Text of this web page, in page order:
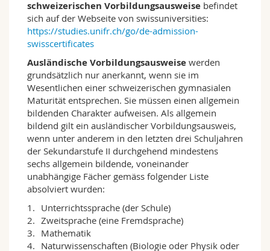
Zusammenarbeit mit den Kolleginnen und
Kollegen aus anderen Departementen oder mit
dem Institut für Allgemeine und Vergleichende
Literaturwissenschaft, dem Mediävistischen
Institut oder dem Freiburger Institut für die
Erforschung der Renaissance und der Frühen
Neuzeit sehr vielfältig und wertvoll.
Was lernen Sie bei uns?
Unsere Studierenden stammen aus der Schweiz
und aus dem Ausland. In den Gängen und
Unterrichtsräumen wird ausschliesslich
Englisch gesprochen. Bei uns können Sie sich
mit der Rolle der Frau im Mittelalter befassen,
in Theaterstücken spielen, linguistische
Feldarbeit in Pragmatik absolvieren, englische
Literatur und ihre Beziehungen zu sonstigen
Medien und/oder Technologie studieren, die
reichhaltige intellektuelle Welt der englischen
und der europäischen Renaissance entdecken,
schweizerischen Vorbildungsausweise befindet
sich auf der Webseite von swissuniversities:
https://studies.unifr.ch/go/de-admission-
swisscertificates
Ausländische Vorbildungsausweise werden
grundsätzlich nur anerkannt, wenn sie im
Wesentlichen einer schweizerischen gymnasialen
Maturität entsprechen. Sie müssen einen allgemein
bildenden Charakter aufweisen. Als allgemein
bildend gilt ein ausländischer Vorbildungsausweis,
wenn unter anderem in den letzten drei Schuljahren
der Sekundarstufe II durchgehend mindestens
sechs allgemein bildende, voneinander
unabhängige Fächer gemäss folgender Liste
absolviert wurden:
Unterrichtssprache (der Schule)
Zweitsprache (eine Fremdsprache)
Mathematik
Naturwissenschaften (Biologie oder Physik oder